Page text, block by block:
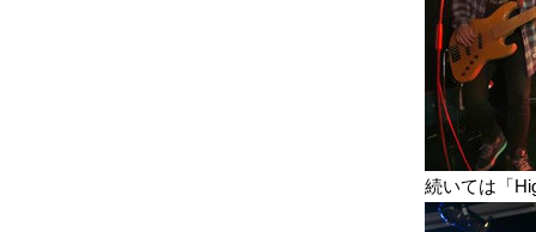
続いては「